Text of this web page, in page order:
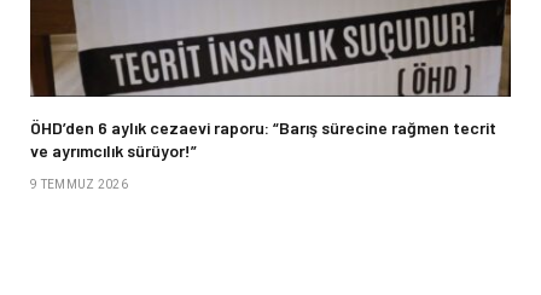
ÖHD’den 6 aylık cezaevi raporu: “Barış sürecine rağmen tecrit
ve ayrımcılık sürüyor!”
9 TEMMUZ 2026